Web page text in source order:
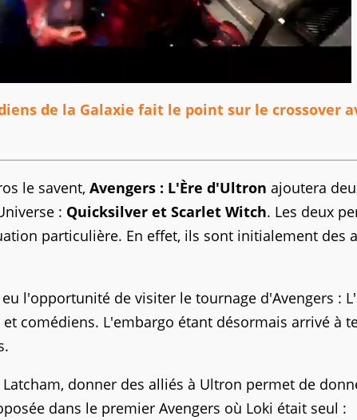
de la Galaxie fait le point sur le crossover
le savent, Avengers : L'Ère d'Ultron ajoutera
: Quicksilver et Scarlet Witch. Les deux
particulière. En effet, ils sont initialement des
l'opportunité de visiter le tournage d'Avengers :
comédiens. L'embargo étant désormais arrivé à
donner des alliés à Ultron permet de
dans le premier Avengers où Loki était seul :